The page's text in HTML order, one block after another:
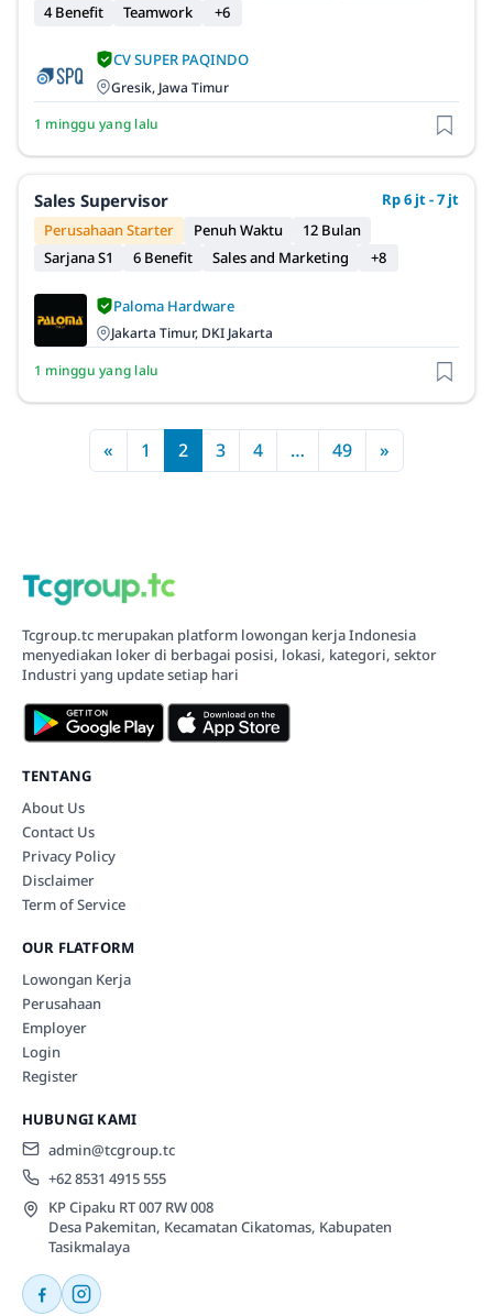
4 Benefit
Teamwork +6
CV SUPER PAQINDO
Gresik, Jawa Timur
1 minggu yang lalu
Sales Supervisor
Rp 6 jt - 7 jt
Perusahaan Starter
Penuh Waktu
12 Bulan
Sarjana S1
6 Benefit Sales and Marketing +8
Paloma Hardware
Jakarta Timur, DKI Jakarta
1 minggu yang lalu
« 1 2 3 4 … 49 »
Tcgroup.tc merupakan platform lowongan kerja Indonesia
menyediakan loker di berbagai posisi, lokasi, kategori, sektor
Industri yang update setiap hari
TENTANG
About Us
Contact Us
Privacy Policy
Disclaimer
Term of Service
OUR FLATFORM
Lowongan Kerja
Perusahaan
Employer
Login
Register
HUBUNGI KAMI
admin@tcgroup.tc
+62 8531 4915 555
KP Cipaku RT 007 RW 008
Desa Pakemitan, Kecamatan Cikatomas, Kabupaten
Tasikmalaya